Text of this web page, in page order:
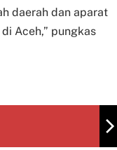
daerah dan aparat
Aceh,” pungkas